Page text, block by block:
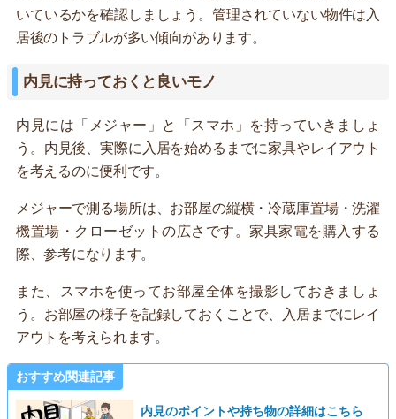
いているかを確認しましょう。管理されていない物件は入
居後のトラブルが多い傾向があります。
内見に持っておくと良いモノ
内見には「メジャー」と「スマホ」を持っていきましょ
う。内見後、実際に入居を始めるまでに家具やレイアウト
を考えるのに便利です。
メジャーで測る場所は、お部屋の縦横・冷蔵庫置場・洗濯
機置場・クローゼットの広さです。家具家電を購入する
際、参考になります。
また、スマホを使ってお部屋全体を撮影しておきましょ
う。お部屋の様子を記録しておくことで、入居までにレイ
アウトを考えられます。
おすすめ関連記事
内見のポイントや持ち物の詳細はこちら